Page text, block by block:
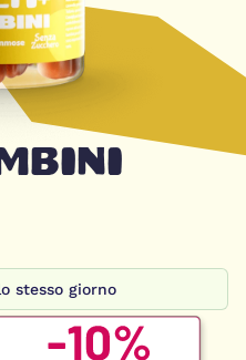
stesso giorno